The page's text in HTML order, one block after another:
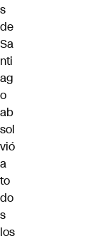
s
de
Sa
nti
ag
o
ab
sol
vió
a
to
do
s
los